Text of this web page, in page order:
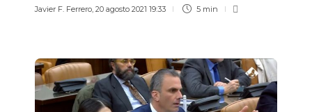
Javier F. Ferrero, 20 agosto 2021 19:33 5 min